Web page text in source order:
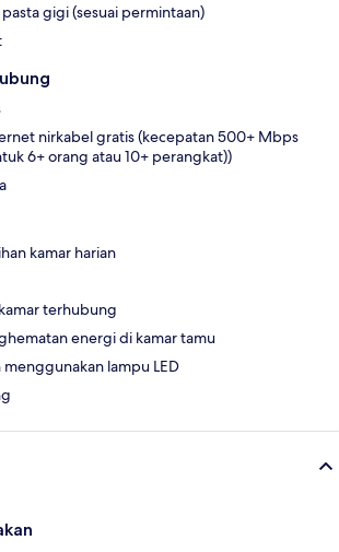
gigi (sesuai permintaan)
nirkabel gratis (kecepatan 500+ Mbps
6+ orang atau 10+ perangkat))
kamar harian
terhubung
energi di kamar tamu
menggunakan lampu LED